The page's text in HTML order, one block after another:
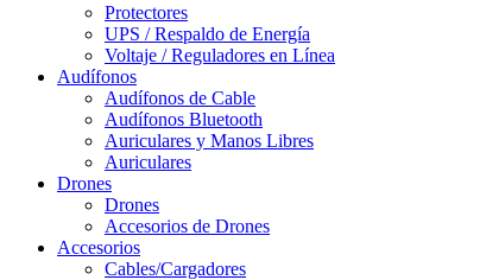
Protectores
UPS / Respaldo de Energía
Voltaje / Reguladores en Línea
Audífonos
Audífonos de Cable
Audífonos Bluetooth
Auriculares y Manos Libres
Auriculares
Drones
Drones
Accesorios de Drones
Accesorios
Cables/Cargadores